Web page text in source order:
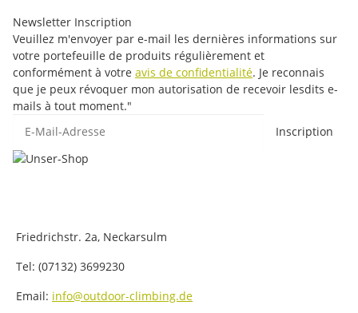
Newsletter Inscription
Veuillez m'envoyer par e-mail les dernières informations sur
votre portefeuille de produits régulièrement et
conformément à votre avis de confidentialité. Je reconnais
que je peux révoquer mon autorisation de recevoir lesdits e-
mails à tout moment."
Inscription
Friedrichstr. 2a, Neckarsulm
Tel: (07132) 3699230
Email: info@outdoor-climbing.de